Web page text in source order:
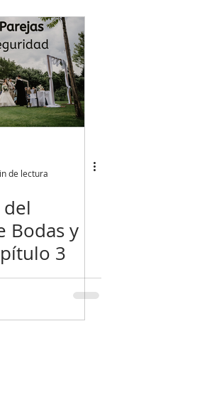
de lectura
del
Bodas y
3